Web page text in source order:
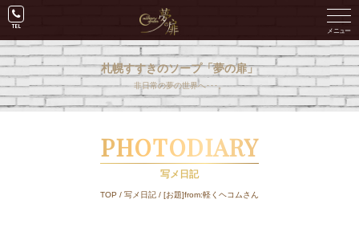
札幌すすきのソープ「夢の扉」
非日常の夢の世界へ･･･。
PHOTODIARY
写メ日記
TOP / 写メ日記 / [お題]from:軽くヘコムさん